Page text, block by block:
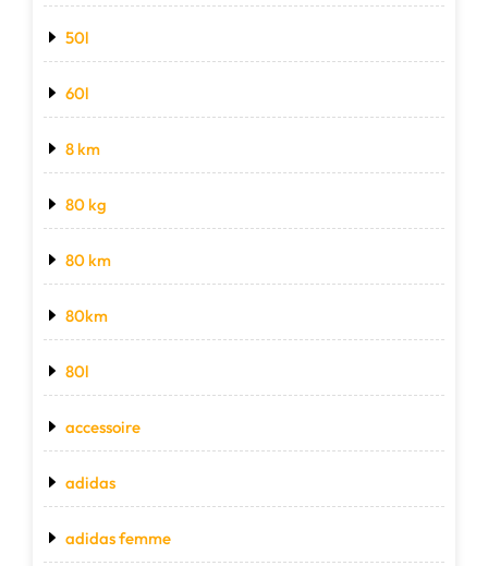
50l
60l
8 km
80 kg
80 km
80km
80l
accessoire
adidas
adidas femme